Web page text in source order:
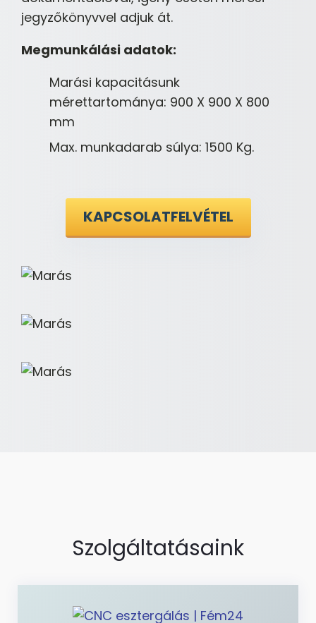
jegyzőkönyvvel adjuk át.
Megmunkálási adatok:
Marási kapacitásunk
mérettartománya: 900 X 900 X 800
mm
Max. munkadarab súlya: 1500 Kg.
KAPCSOLATFELVÉTEL
Szolgáltatásaink